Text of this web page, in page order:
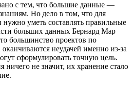
с тем, что большие данные —
Но дело в том, что для
уметь составлять правильные
больших данных Бернард Мар
большинство проектов по
неудачей именно из-за
сформулировать точную цель.
ничего не значит, их хранение стало